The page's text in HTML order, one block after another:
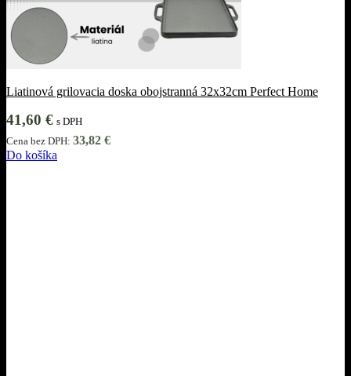
Liatinová grilovacia doska obojstranná 32x32cm Perfect Home
41,60 € s DPH
Cena bez DPH: 33,82 €
Do košíka